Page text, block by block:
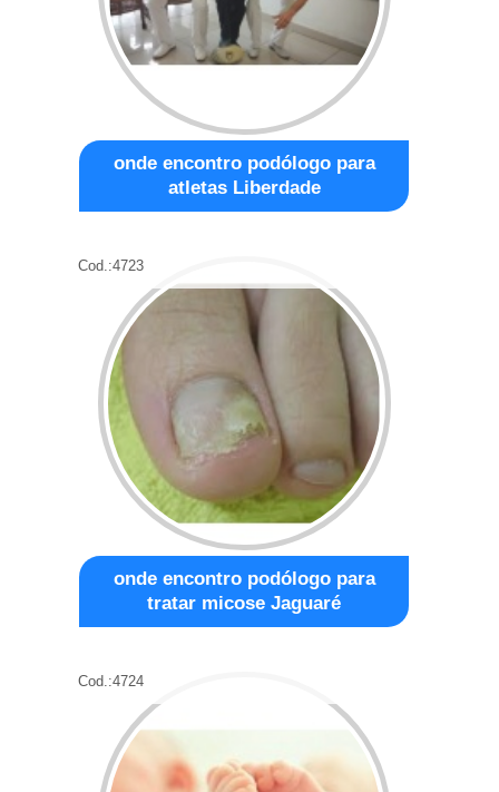
onde encontro podólogo para
atletas Liberdade
Cod.:4723
onde encontro podólogo para
tratar micose Jaguaré
Cod.:4724